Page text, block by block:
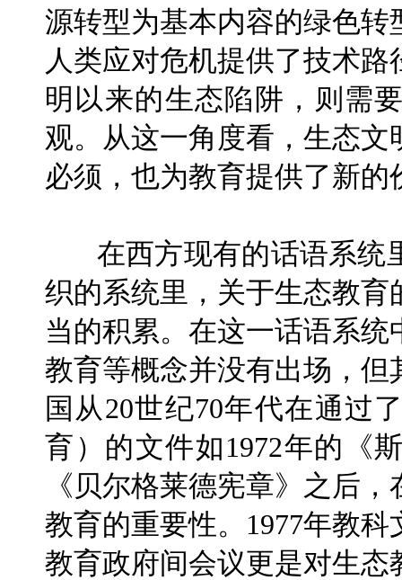
源转型为基本内容的绿色
人类应对危机提供了技术
明以来的生态陷阱，则需
观。从这一角度看，生态
必须，也为教育提供了新的
在西方现有的话语系统
织的系统里，关于生态教
当的积累。在这一话语系
教育等概念并没有出场，
国从20世纪70年代在通过
育）的文件如1972年的《
《贝尔格莱德宪章》之后
教育的重要性。1977年教
教育政府间会议更是对生